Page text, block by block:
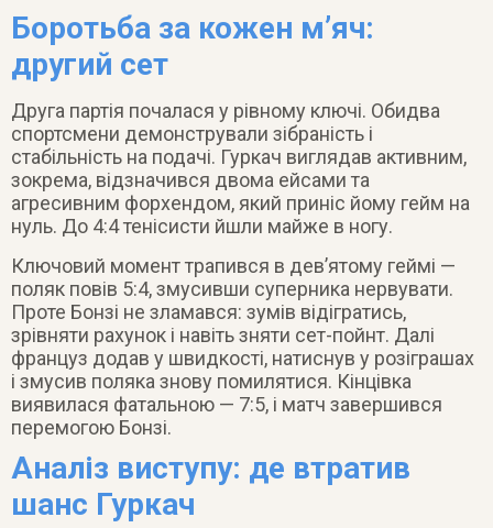
Боротьба за кожен м’яч:
другий сет
Друга партія почалася у рівному ключі. Обидва
спортсмени демонстрували зібраність і
стабільність на подачі. Гуркач виглядав активним,
зокрема, відзначився двома ейсами та
агресивним форхендом, який приніс йому гейм на
нуль. До 4:4 тенісисти йшли майже в ногу.
Ключовий момент трапився в дев’ятому геймі —
поляк повів 5:4, змусивши суперника нервувати.
Проте Бонзі не зламався: зумів відігратись,
зрівняти рахунок і навіть зняти сет-пойнт. Далі
француз додав у швидкості, натиснув у розіграшах
і змусив поляка знову помилятися. Кінцівка
виявилася фатальною — 7:5, і матч завершився
перемогою Бонзі.
Аналіз виступу: де втратив
шанс Гуркач